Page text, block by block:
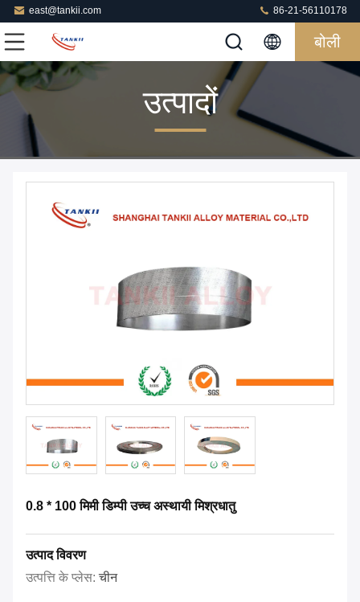
east@tankii.com 86-21-56110178
बोली
उत्पादों
0.8 * 100 मिमी डिम्पी उच्च अस्थायी मिश्रधातु
उत्पाद विवरण
उत्पत्ति के प्लेस:चीन